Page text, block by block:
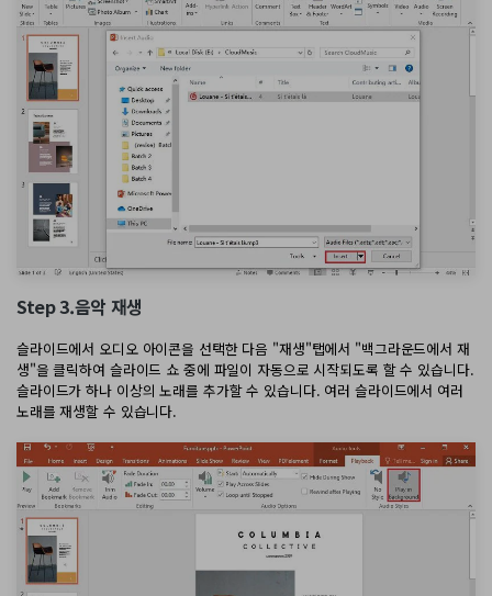
모든 기능 알아보기
Step 3.음악 재생
슬라이드에서 오디오 아이콘을 선택한 다음 "재생"탭에서 "백그라운드에서 재
생"을 클릭하여 슬라이드 쇼 중에 파일이 자동으로 시작되도록 할 수 있습니다.
슬라이드가 하나 이상의 노래를 추가할 수 있습니다. 여러 슬라이드에서 여러
노래를 재생할 수 있습니다.